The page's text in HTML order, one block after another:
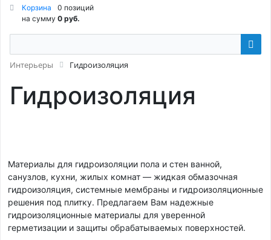
Корзина
0 позиций
на сумму 0 руб.
Интерьеры Гидроизоляция
Гидроизоляция
Материалы для гидроизоляции пола и стен ванной,
санузлов, кухни, жилых комнат — жидкая обмазочная
гидроизоляция, системные мембраны и гидроизоляционные
решения под плитку. Предлагаем Вам надежные
гидроизоляционные материалы для уверенной
герметизации и защиты обрабатываемых поверхностей.